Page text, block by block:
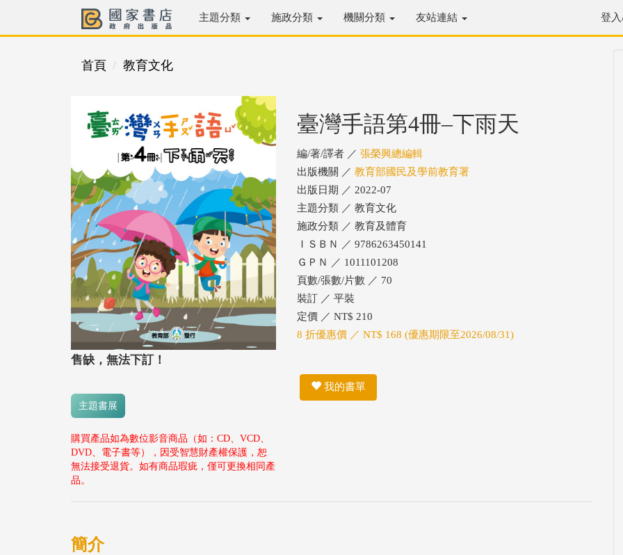
主題分類 施政分類 機關分類 友站連結 登
首頁 教育文化
售缺，無法下訂！
主題書展
購買產品如為數位影音商品（如：CD、VCD、
DVD、電子書等），因受智慧財產權保護，恕
無法接受退貨。如有商品瑕疵，僅可更換相同產
品。
臺灣手語第4冊–下雨天
編/著/譯者 ／ 張榮興總編輯
出版機關 ／ 教育部國民及學前教育署
出版日期 ／ 2022-07
主題分類 ／ 教育文化
施政分類 ／ 教育及體育
ＩＳＢＮ ／ 9786263450141
ＧＰＮ ／ 1011101208
頁數/張數/片數 ／ 70
裝訂 ／ 平裝
定價 ／ NT$ 210
8 折優惠價 ／ NT$ 168 (優惠期限至2026/08/31)
我的書單
簡介